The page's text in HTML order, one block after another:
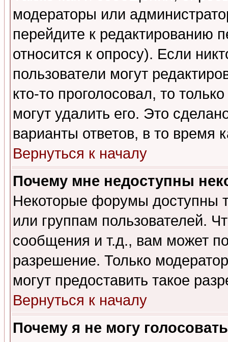
модераторы или
перейдите к редактированию
относится к опросу). Если
пользователи могут
кто-то проголосовал, то
могут удалить его. Это
варианты ответов, в то время
Вернуться к началу
Почему мне недоступны
Некоторые форумы доступны
или группам пользователей.
сообщения и т.д., вам может
разрешение. Только
могут предоставить такое
Вернуться к началу
Почему я не могу